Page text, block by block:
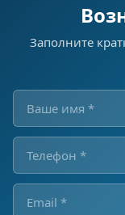
Заполните